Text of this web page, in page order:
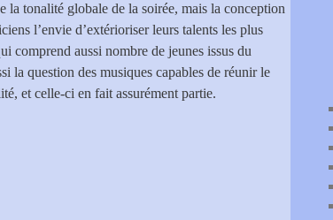
la tonalité globale de la soirée, mais la conception
l’envie d’extérioriser leurs talents les plus
comprend aussi nombre de jeunes issus du
la question des musiques capables de réunir le
et celle-ci en fait assurément partie.